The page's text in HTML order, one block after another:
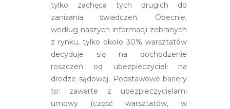
tylko zachęca tych drugich do
zaniżania świadczeń. Obecnie,
według naszych informacji zebranych
z rynku, tylko około 30% warsztatów
decyduje się na dochodzenie
roszczeń od ubezpieczycieli na
drodze sądowej. Podstawowe bariery
to: zawarte z ubezpieczycielami
umowy (część warsztatów, w